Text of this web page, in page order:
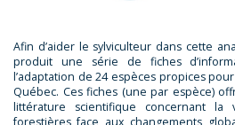
Afin d’aider le sylviculteur dans cette
produit une série de fiches
l’adaptation de 24 espèces propices
Québec. Ces fiches (une par espèce)
littérature scientifique concernant la
forestières face aux changements